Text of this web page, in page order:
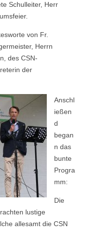
Schulleiter, Herr
von Fr.
Herrn
des CSN-
der
Anschl
ießen
d
began
n das
bunte
Progra
mm:
Die
lustige
allesamt die CSN